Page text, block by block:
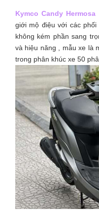
Kymco Candy Hermosa
giới mộ điệu với các
không kém phần sang
và hiệu năng , mẫu xe là
trong phân khúc xe 50